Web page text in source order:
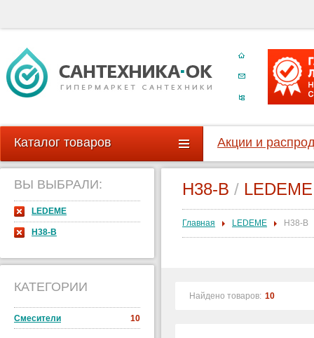
Каталог товаров Акции и
ВЫ ВЫБРАЛИ:
LEDEME
H38-B
КАТЕГОРИИ
10
Смесители
H38-B /
Главная LEDEME H38-B
Найдено товаров: 10